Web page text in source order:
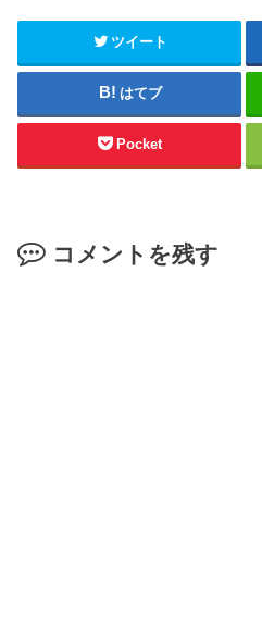
ツイート
はてブ
Pocket
コメントを残す